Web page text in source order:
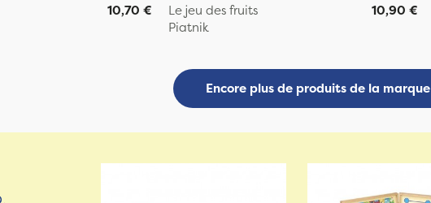
10,70 €
Le jeu des fruits
Piatnik
10,90 €
Encore plus de produits de la marque